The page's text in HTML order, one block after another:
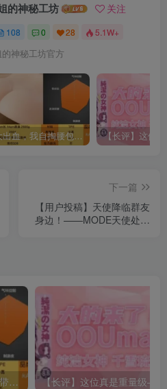
的神秘工坊 关注
108 0 28 5.1W+
神秘工坊官方
大出血，我自掏腰包给大家带来——KAGUYANO新品蜂蜜芥末酱倔强款测评
下一篇
【用户投稿】天使降临群友
身边！——MODE天使处女
大出血，我自掏腰包给大家带来——KAGUYANO新品蜂蜜芥末酱倔强款测评